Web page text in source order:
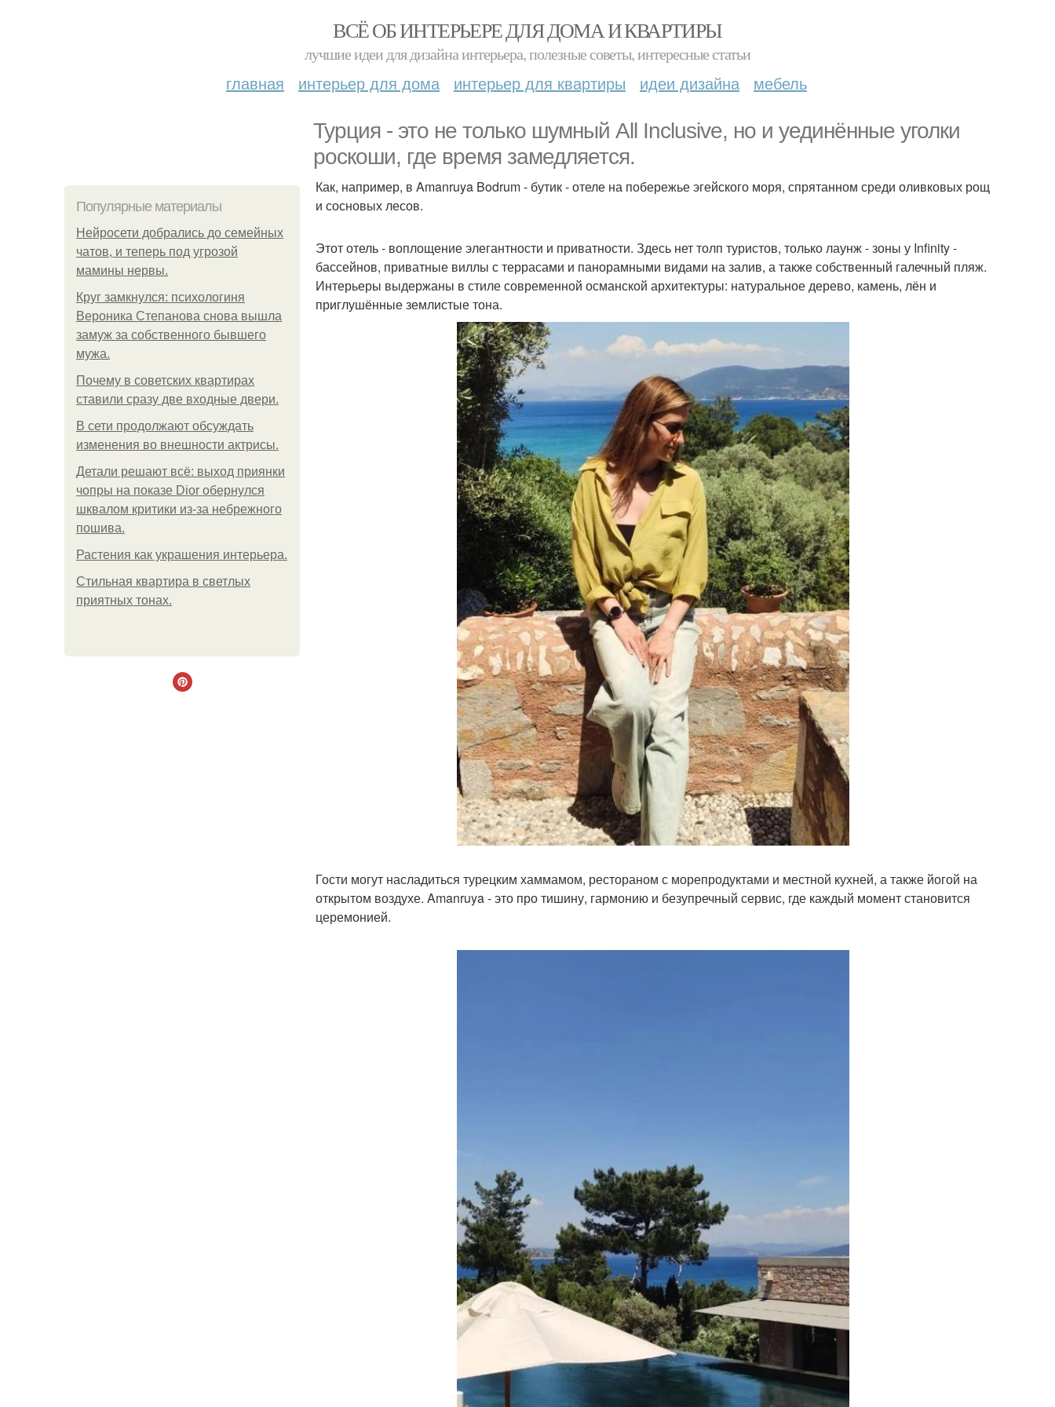
ВСЁ ОБ ИНТЕРЬЕРЕ ДЛЯ ДОМА И КВАРТИРЫ
лучшие идеи для дизайна интерьера, полезные советы, интересные статьи
главная интерьер для дома интерьер для квартиры идеи дизайна мебель
Турция - это не только шумный All Inclusive, но и уединённые уголки
роскоши, где время замедляется.
Популярные материалы
Нейросети добрались до семейных
чатов, и теперь под угрозой
мамины нервы.
Круг замкнулся: психологиня
Вероника Степанова снова вышла
замуж за собственного бывшего
мужа.
Почему в советских квартирах
ставили сразу две входные двери.
В сети продолжают обсуждать
изменения во внешности актрисы.
Детали решают всё: выход приянки
чопры на показе Dior обернулся
шквалом критики из-за небрежного
пошива.
Растения как украшения интерьера.
Стильная квартира в светлых
приятных тонах.
Как, например, в Amanruya Bodrum - бутик - отеле на побережье эгейского моря, спрятанном среди оливковых рощ
и сосновых лесов.
Этот отель - воплощение элегантности и приватности. Здесь нет толп туристов, только лаунж - зоны у Infinity -
бассейнов, приватные виллы с террасами и панорамными видами на залив, а также собственный галечный пляж.
Интерьеры выдержаны в стиле современной османской архитектуры: натуральное дерево, камень, лён и
приглушённые землистые тона.
Гости могут насладиться турецким хаммамом, рестораном с морепродуктами и местной кухней, а также йогой на
открытом воздухе. Amanruya - это про тишину, гармонию и безупречный сервис, где каждый момент становится
церемонией.